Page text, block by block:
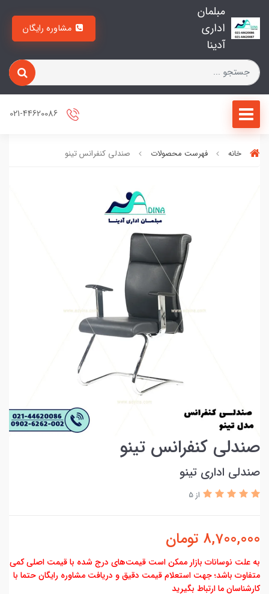
مبلمان
اداری
آدینا
خانه فهرست محصولات صندلی کنفرانس تینو
صندلی کنفرانس تینو
صندلی اداری تینو
از 5
8,700,000 تومان
به علت نوسانات بازار ممکن است قیمت‌های درج شده با قیمت اصلی کمی
متفاوت باشد؛ جهت استعلام قیمت دقیق و دریافت مشاوره رایگان حتما با
کارشناسان ما ارتباط بگیرید